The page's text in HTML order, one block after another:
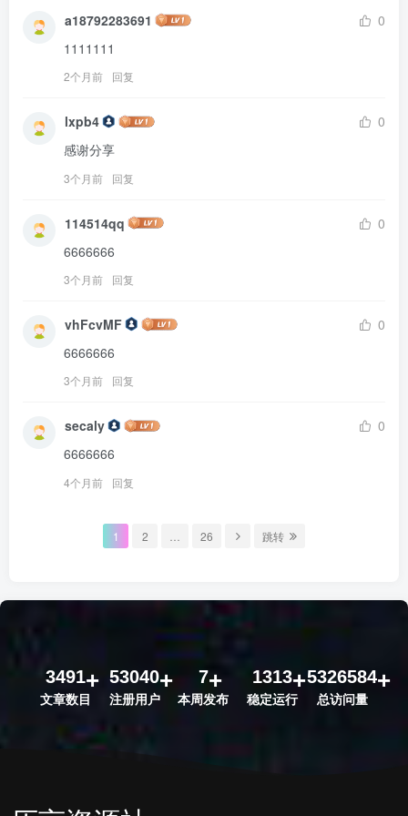
a18792283691
0
1111111
2个月前 回复
lxpb4
0
感谢分享
3个月前 回复
114514qq
0
6666666
3个月前 回复
vhFcvMF
0
6666666
3个月前 回复
secaly
0
6666666
4个月前 回复
1 2 26 跳转
3491
文章数目
53040
注册用户
7
本周发布
1313
稳定运行
5326584
总访问量